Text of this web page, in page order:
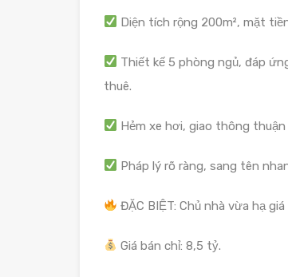
Diện tích rộng 200m², mặt
Thiết kế 5 phòng ngủ, đáp
thuê.
Hẻm xe hơi, giao thông
Pháp lý rõ ràng, sang tên
ĐẶC BIỆT: Chủ nhà vừa hạ
Giá bán chỉ: 8,5 tỷ.